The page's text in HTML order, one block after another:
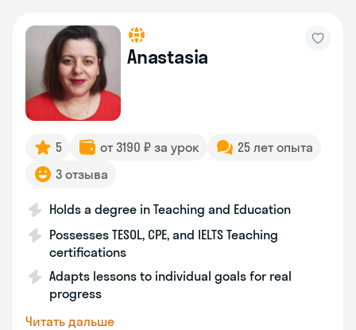
Anastasia
5 от 3190 ₽ за урок
25 лет опыта
3 отзыва
Holds a degree in Teaching and Education
Possesses TESOL, CPE, and IELTS Teaching
certifications
Adapts lessons to individual goals for real
progress
Читать дальше